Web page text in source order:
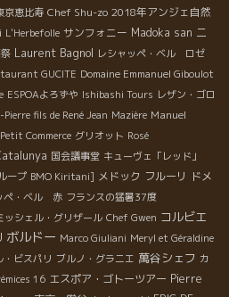
京恵比寿 Chef Shu-zo 2018年アンジェ自然
L'Herbefolle サンフォニー Madoka san ニ
Laurent Bagnol レシャッペ・ベル ロゼ
GUCITE Domaine Emmanuel Giboulot
ESPOAよろずや Ishibashi Tours レザン・ゴロ
fils de René Jean Mazière Manuel
Commerce グリオット Rosé
国会議事堂 キューヴェ「レッド」
ープ BMO Kiritani] メドック フルーリ ドメ
ペ・ベル 赤 フランスの猛暑37度
ッシェル・グリザール Chef Gwen コルビエ
ボルドー Marco Giuliani Meryl et Géraldine
ビスパリ ブルノ・グラニエ 萬谷シェフ カ
16 エスポア・ゴトーツアー Pierre